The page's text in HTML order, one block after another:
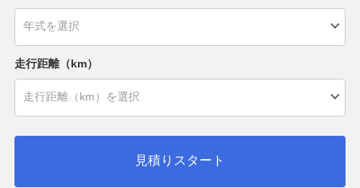
走行距離（km）
見積りスタート